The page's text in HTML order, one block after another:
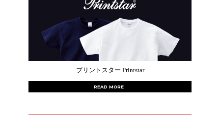
プリントスター Printstar
READ MORE